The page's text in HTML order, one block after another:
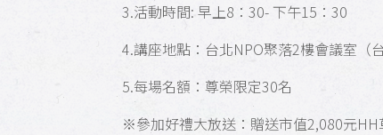
3.活動時間: 早上8：30- 下午15：30
4.講座地點：台北NPO聚落2樓會議室（
5.每場名額：尊榮限定30名
※參加好禮大放送：贈送市值2,080元